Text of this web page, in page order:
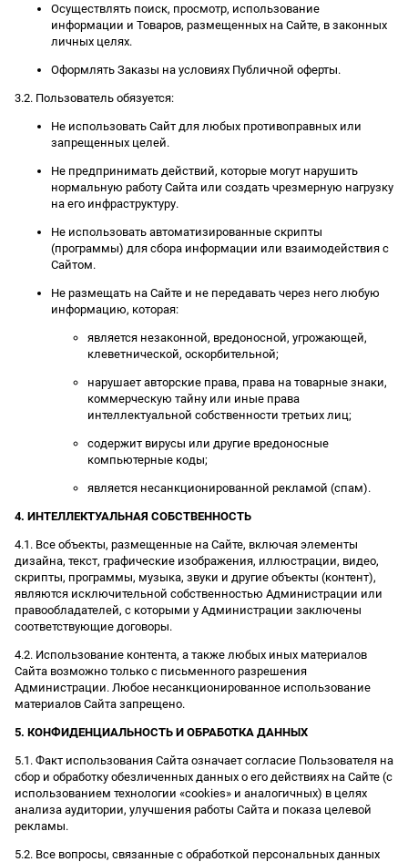
Осуществлять поиск, просмотр, использование
информации и Товаров, размещенных на Сайте, в законных
личных целях.
Оформлять Заказы на условиях Публичной оферты.
3.2. Пользователь обязуется:
Не использовать Сайт для любых противоправных или
запрещенных целей.
Не предпринимать действий, которые могут нарушить
нормальную работу Сайта или создать чрезмерную нагрузку
на его инфраструктуру.
Не использовать автоматизированные скрипты
(программы) для сбора информации или взаимодействия с
Сайтом.
Не размещать на Сайте и не передавать через него любую
информацию, которая:
является незаконной, вредоносной, угрожающей,
клеветнической, оскорбительной;
нарушает авторские права, права на товарные знаки,
коммерческую тайну или иные права
интеллектуальной собственности третьих лиц;
содержит вирусы или другие вредоносные
компьютерные коды;
является несанкционированной рекламой (спам).
4. ИНТЕЛЛЕКТУАЛЬНАЯ СОБСТВЕННОСТЬ
4.1. Все объекты, размещенные на Сайте, включая элементы
дизайна, текст, графические изображения, иллюстрации, видео,
скрипты, программы, музыка, звуки и другие объекты (контент),
являются исключительной собственностью Администрации или
правообладателей, с которыми у Администрации заключены
соответствующие договоры.
4.2. Использование контента, а также любых иных материалов
Сайта возможно только с письменного разрешения
Администрации. Любое несанкционированное использование
материалов Сайта запрещено.
5. КОНФИДЕНЦИАЛЬНОСТЬ И ОБРАБОТКА ДАННЫХ
5.1. Факт использования Сайта означает согласие Пользователя на
сбор и обработку обезличенных данных о его действиях на Сайте (с
использованием технологии «cookies» и аналогичных) в целях
анализа аудитории, улучшения работы Сайта и показа целевой
рекламы.
5.2. Все вопросы, связанные с обработкой персональных данных